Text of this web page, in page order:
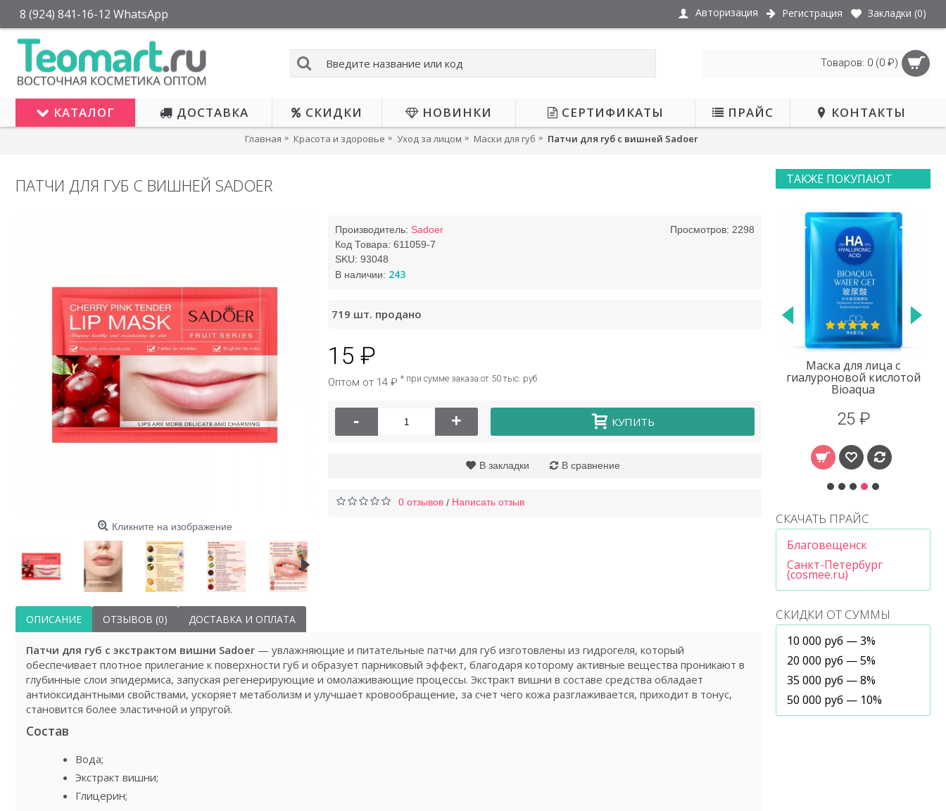
8 (924) 841-16-12 WhatsApp Авторизация Регистрация Закладки (0)
Товаров: 0 (0 ₽)
КАТАЛОГ ДОСТАВКА СКИДКИ НОВИНКИ СЕРТИФИКАТЫ ПРАЙС КОНТАКТЫ
Главная Красота и здоровье Уход за лицом Маски для губ Патчи для губ с вишней Sadoer
ТАКЖЕ ПОКУПАЮТ
Крем для рук с
ромашкой Hankey, 50г
46 ₽
протеинами шелка
Маска для лица с
гиалуроновой кислотой
Bioaqua
25 ₽
СКАЧАТЬ ПРАЙС
Благовещенск
Санкт-Петербург
(cosmee.ru)
СКИДКИ ОТ СУММЫ
10 000 руб — 3%
20 000 руб — 5%
35 000 руб — 8%
50 000 руб — 10%
ПАТЧИ ДЛЯ ГУБ С ВИШНЕЙ SADOER
Кликните на изображение
Просмотров: 2298
Производитель: Sadoer
Код Товара: 611059-7
SKU: 93048
В наличии: 243
719 шт. продано
15 ₽
Оптом от 14 ₽ * при сумме заказа от 50 тыс. руб
- + КУПИТЬ
В закладки В сравнение
0 отзывов / Написать отзыв
ОПИСАНИЕ ОТЗЫВОВ (0) ДОСТАВКА И ОПЛАТА
Патчи для губ с экстрактом вишни Sadoer — увлажняющие и питательные патчи для губ изготовлены из гидрогеля, который
обеспечивает плотное прилегание к поверхности губ и образует парниковый эффект, благодаря которому активные вещества проникают в
глубинные слои эпидермиса, запуская регенерирующие и омолаживающие процессы. Экстракт вишни в составе средства обладает
антиоксидантными свойствами, ускоряет метаболизм и улучшает кровообращение, за счет чего кожа разглаживается, приходит в тонус,
становится более эластичной и упругой.
Состав
Вода;
Экстракт вишни;
Глицерин;